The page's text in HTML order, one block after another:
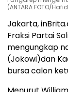
(ANTARA FOTO/
Jakarta,
Fraksi Partai
mengungkap
(Jokowi)dan
bursa calon